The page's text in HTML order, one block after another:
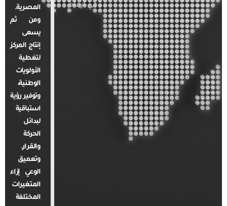
في أرقام
المصرية.
ومن ثم
يسعى
إنتاج المركز
لتغطية
الأولويات
الوطنية،
وتوفير رؤية
استباقية
لبدائل
الحركة
والقرار.
وتعميق
الوعي إزاء
المتغيرات
المختلفة